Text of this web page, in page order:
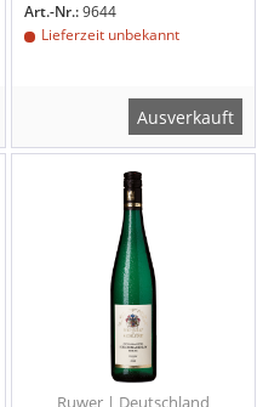
Art.-Nr.:9644
Lieferzeit unbekannt
Ausverkauft
Ruwer | Deutschland